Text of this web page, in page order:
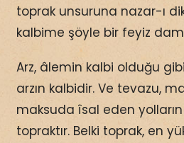
toprak unsuruna nazar-ı
kalbime şöyle bir feyiz
Arz, âlemin kalbi olduğu
arzın kalbidir. Ve tevazu,
maksuda îsal eden yolların
topraktır. Belki toprak, en